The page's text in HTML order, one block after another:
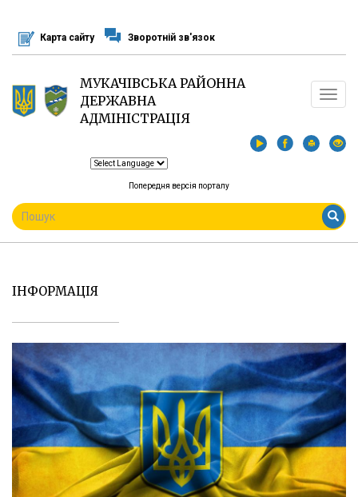
основного
матеріалу
Карта сайту Зворотній зв'язок
МУКАЧІВСЬКА РАЙОННА
ДЕРЖАВНА
АДМІНІСТРАЦІЯ
Toggle
Попередня версія порталу
ПОШУКОВА
ФОРМА
Пошук
ІНФОРМАЦІЯ